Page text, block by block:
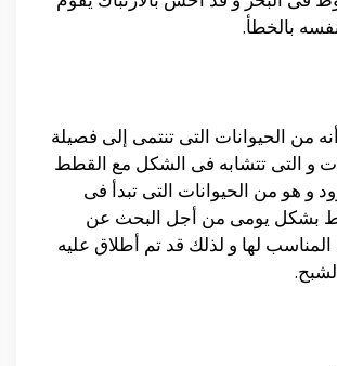
بالخطأ.
من الحيوانات التى تنتمى إلى فصيلة
و التى تتشابه فى الشكل مع القطط
و هو من الحيوانات التى تبدأ فى
بشكل يومى من أجل البحث عن
المناسب لها و لذلك قد تم أطلاق عليه